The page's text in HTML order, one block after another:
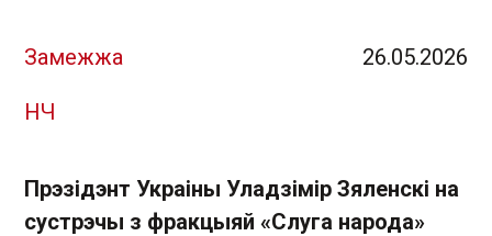
Замежжа 26.05.2026
НЧ
Прэзідэнт Украіны Уладзімір Зяленскі на
сустрэчы з фракцыяй «Слуга народа»